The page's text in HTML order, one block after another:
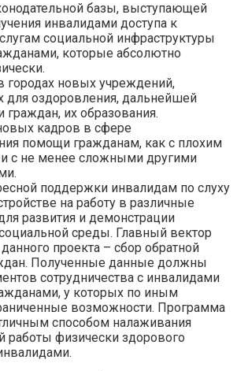
базы, выступающей
инвалидами доступа к
социальной инфраструктуры
которые абсолютно
городах новых учреждений,
для оздоровления, дальнейшей
граждан, их образования.
кадров в сфере
помощи гражданам, как с плохим
и с не менее сложными другими
поддержки инвалидам по слуху
на работу в различные
развития и демонстрации
среды. Главный вектор
проекта – сбор обратной
Полученные данные должны
сотрудничества с инвалидами
у которых по иным
возможности. Программа
способом налаживания
работы физически здорового